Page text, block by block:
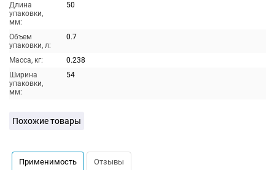
Длина
упаковки,
мм:
50
Объем
упаковки, л:
0.7
Масса, кг:
0.238
Ширина
упаковки,
мм:
54
Похожие товары
Применимость Отзывы